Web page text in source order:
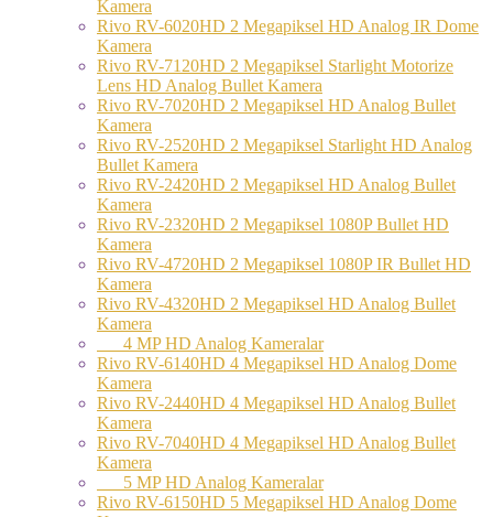
Kamera
Rivo RV-6020HD 2 Megapiksel HD Analog IR Dome
Kamera
Rivo RV-7120HD 2 Megapiksel Starlight Motorize
Lens HD Analog Bullet Kamera
Rivo RV-7020HD 2 Megapiksel HD Analog Bullet
Kamera
Rivo RV-2520HD 2 Megapiksel Starlight HD Analog
Bullet Kamera
Rivo RV-2420HD 2 Megapiksel HD Analog Bullet
Kamera
Rivo RV-2320HD 2 Megapiksel 1080P Bullet HD
Kamera
Rivo RV-4720HD 2 Megapiksel 1080P IR Bullet HD
Kamera
Rivo RV-4320HD 2 Megapiksel HD Analog Bullet
Kamera
4 MP HD Analog Kameralar
Rivo RV-6140HD 4 Megapiksel HD Analog Dome
Kamera
Rivo RV-2440HD 4 Megapiksel HD Analog Bullet
Kamera
Rivo RV-7040HD 4 Megapiksel HD Analog Bullet
Kamera
5 MP HD Analog Kameralar
Rivo RV-6150HD 5 Megapiksel HD Analog Dome